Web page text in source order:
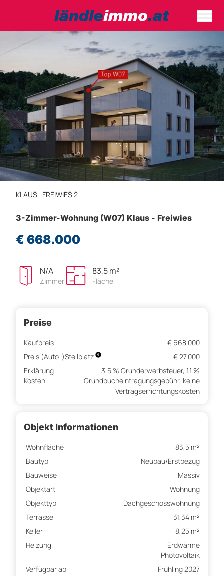
KLAUS, FREIWIES 2
3-Zimmer-Wohnung (W07) Klaus - Freiwies
€ 668.000
N/A
Zimmer
83,5 m²
Fläche
Preise
Kaufpreis
€ 668.000
Preis (Auto-)Stellplatz
€ 27.000
Erklärung
Kosten
3,5 % Grunderwerbsteuer, 1,1 %
Grundbucheintragungsgebühr, keine
Vertragserrichtungskosten
Objekt Informationen
Wohnfläche
83,5 m²
Bautyp
Neubau/Erstbezug
Bauweise
Massiv
Objektart
Wohnung
Objekttyp
Dachgeschosswohnung
Terrasse
31,34 m²
Keller
8,25 m²
Heizung
Erdwärme
Photovoltaik
Verfügbar ab
Frühling 2027